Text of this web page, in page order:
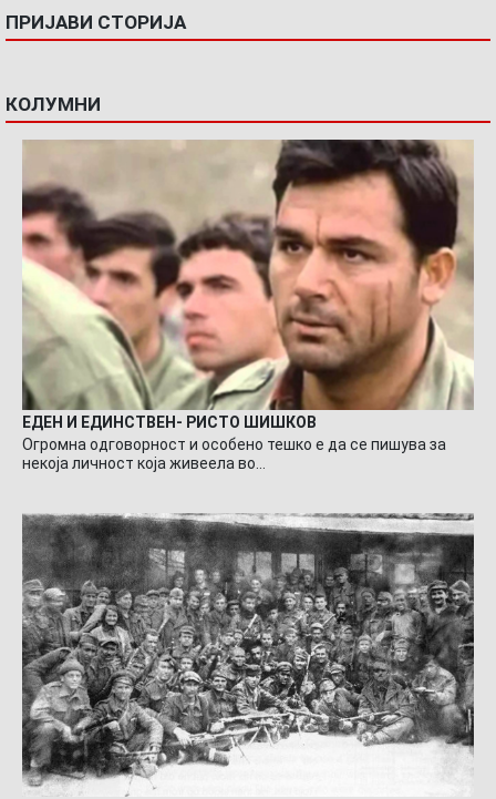
ПРИЈАВИ СТОРИЈА
КОЛУМНИ
ЕДЕН И ЕДИНСТВЕН- РИСТО ШИШКОВ
Огромна одговорност и особено тешко е да се пишува за
некоја личност која живеела во…